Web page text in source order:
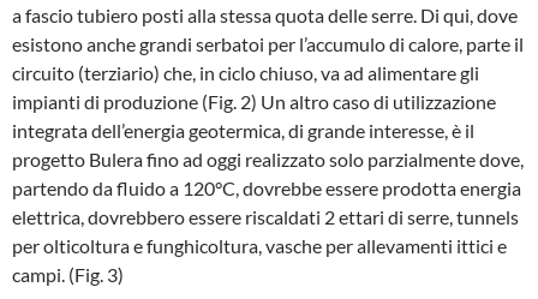
a fascio tubiero po­sti alla stessa quota delle serre. Di qui, dove
esistono anche grandi serbatoi per l’accumulo di calore, parte il
circuito (ter­ziario) che, in ciclo chiuso, va ad alimen­tare gli
impianti di produzione (Fig. 2) Un altro caso di utilizzazione
integrata dell’energia geotermica, di grande inte­resse, è il
progetto Bulera fino ad oggi realizzato solo parzialmente dove,
parten­do da fluido a 120°C, dovrebbe essere prodotta energia
elettrica, dovrebbero es­sere riscaldati 2 ettari di serre, tunnels
per olticoltura e funghicoltura, vasche per al­levamenti ittici e
campi. (Fig. 3)